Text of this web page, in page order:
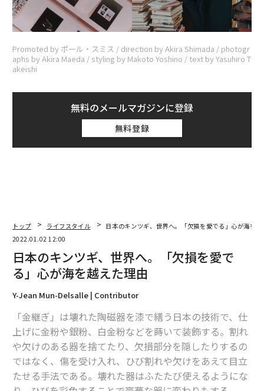
Promoted by ポール・スミス / direction by Akira Shimada / photogr
aphs by Akira Maeda / styling by Makoto Yoshino / text by Yasuhiro T
akeishi
無料のメールマガジンに登録
無料登録
トップ ライフスタイル
日本のキンツギ、世界へ。「欠損を愛でる」心が海を
2022.01.02 12:00
日本のキンツギ、世界へ。「欠損を愛で
る」心が海を越えた理由
Y-Jean Mun-Delsalle | Contributor
「金継ぎ」は壊れた陶磁器を漆で繕う日本の技術で、仕
上げに金粉や銀粉、白金粉などを蒔いて装飾する。割れ
や欠けのある器を捨てたり、欠損部分を隠したりするの
ではなく、傷を受け入れ、ひび割れや欠けをあえて目立
たせる手法である。壊れた器はふたたび使えるようにな